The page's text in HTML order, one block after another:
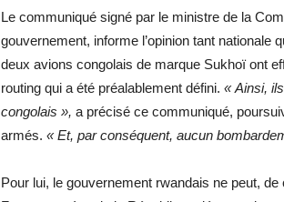
Le communiqué signé par le ministre de la
gouvernement, informe l’opinion tant nationale
deux avions congolais de marque Sukhoï ont
routing qui a été préalablement défini. « Ainsi,
congolais », a précisé ce communiqué,
armés. « Et, par conséquent, aucun
Pour lui, le gouvernement rwandais ne peut,